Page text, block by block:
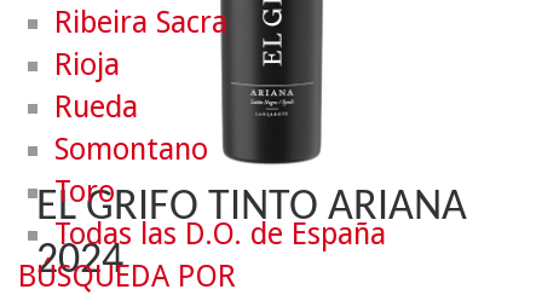
EL GRIFO TINTO ARIANA
2024
Ribeira Sacra
Rioja
Rueda
Somontano
Toro
Todas las D.O. de España
BÚSQUEDA POR